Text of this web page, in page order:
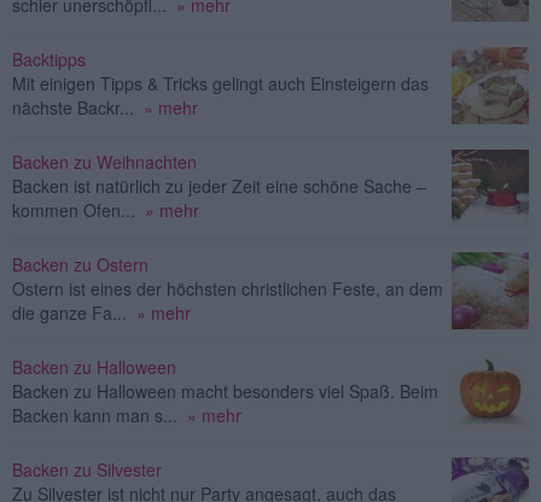
Backtipps
Mit einigen Tipps & Tricks gelingt auch Einsteigern das
nächste Backr...
» mehr
Backen zu Weihnachten
Backen ist natürlich zu jeder Zeit eine schöne Sache –
kommen Ofen...
» mehr
Backen zu Ostern
Ostern ist eines der höchsten christlichen Feste, an dem
die ganze Fa...
» mehr
Backen zu Halloween
Backen zu Halloween macht besonders viel Spaß. Beim
Backen kann man s...
» mehr
Backen zu Silvester
Zu Silvester ist nicht nur Party angesagt, auch das